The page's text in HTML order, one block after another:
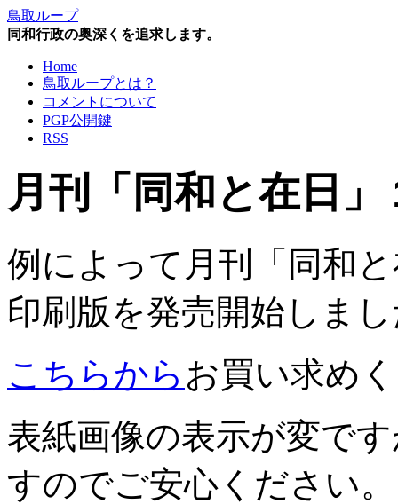
鳥取ループ
同和行政の奥深くを追求します。
Home
鳥取ループとは？
コメントについて
PGP公開鍵
RSS
月刊「同和と在日
例によって月刊「同和
印刷版を発売開始しま
こちらから お買い求め
表紙画像の表示が変で
すのでご安心ください。